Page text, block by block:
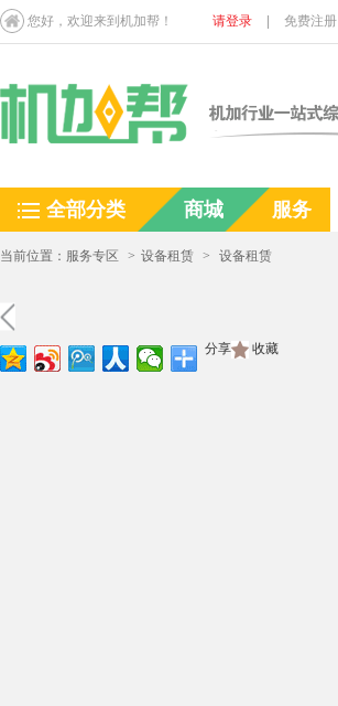
您好，欢迎来到机加帮！ 请登录 免费注册
全部分类 商城 服务
当前位置：服务专区 > 设备租赁 > 设备租赁
分享 收藏